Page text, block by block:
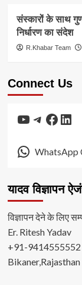
संस्कारों के साथ
निर्धारण का संदेश
R.Khabar Team
Connect Us
YouTube
Telegram
WhatsApp
यादव विज्ञापन
विज्ञापन देने के लिए
Er. Ritesh Yadav
+91-9414555552
Bikaner,Rajasthan